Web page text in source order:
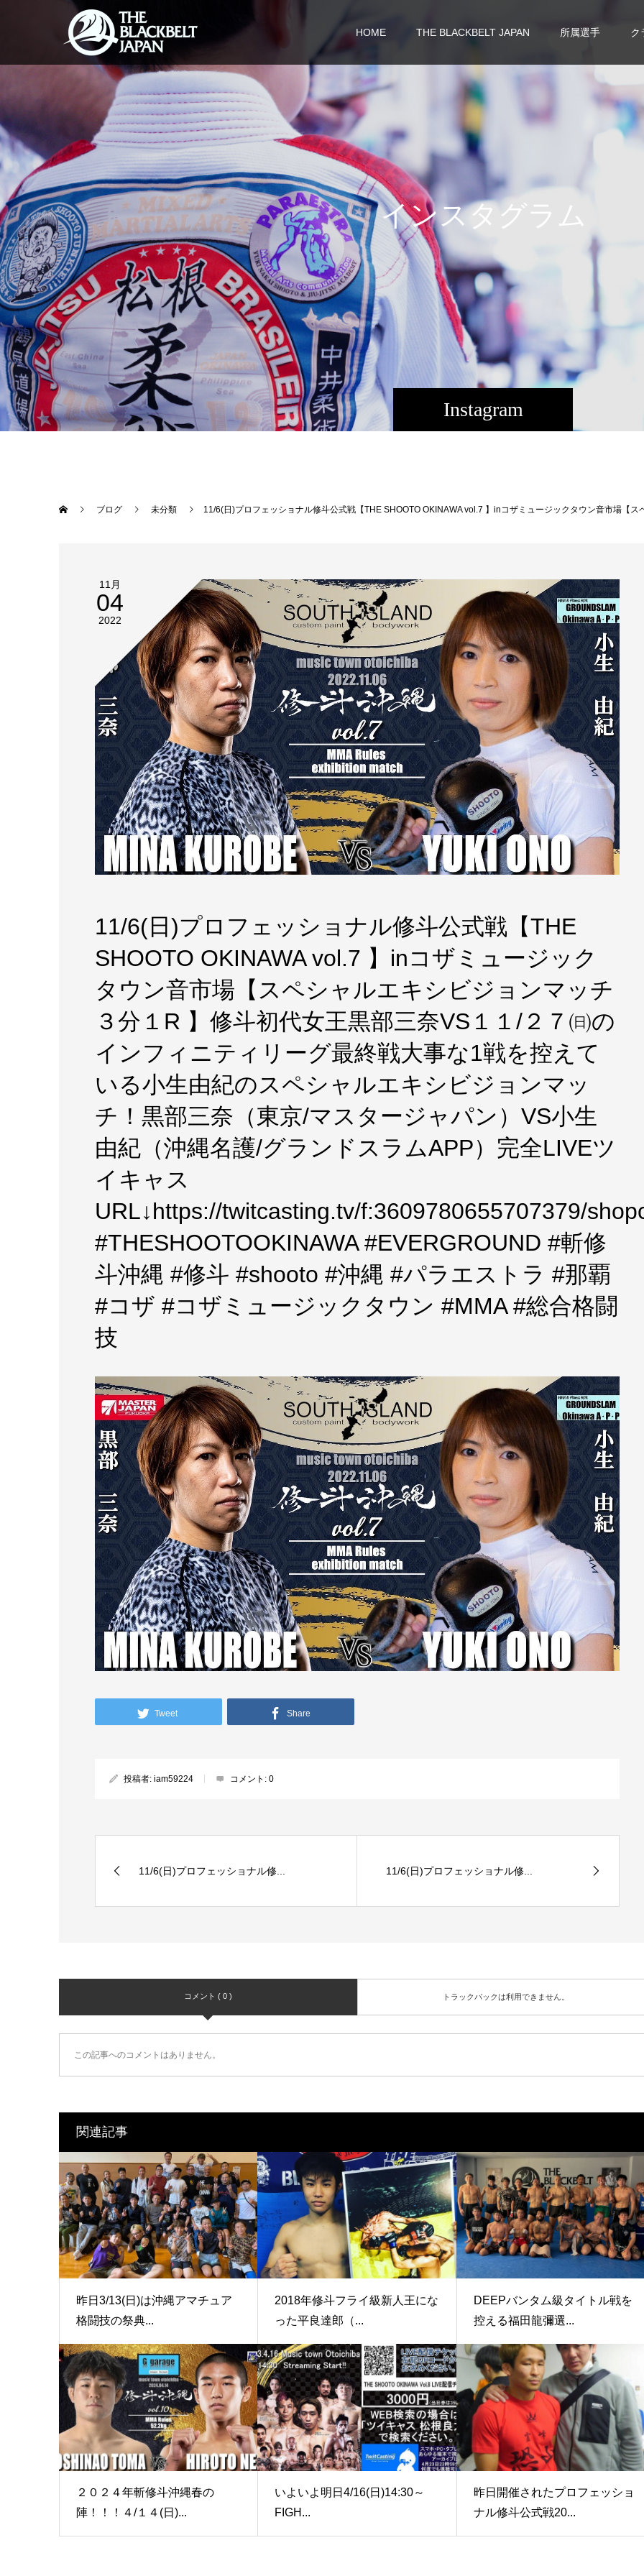
HOME THE BLACKBELT JAPAN 所属選手 ク
Instagram
インスタグラ ム
ブログ 未分類 11/6(日)プロフェッショナル修斗公式戦【THE SHOOTO OKINAWA vol.7 】inコザミュージックタウン音市場【スペシャルエキシビジョンマッチ３分１R 】修斗初代女王黒部三奈VS１１/２７㈰のインフィニティリーグ最終戦大事な1戦を控えている小生由紀のスペシャルエキシビジョンマッチ！黒部三奈（東京/マスタージャパン）VS小生由紀（沖縄名護/グランドスラムAPP）完全LIVEツイ
11月
04
2022
11/6(日)プロフェッショナル修斗公式戦【THE
SHOOTO OKINAWA vol.7 】inコザミュージック
タウン音市場【スペシャルエキシビジョンマッチ
３分１R 】修斗初代女王黒部三奈VS１１/２７㈰の
インフィニティリーグ最終戦大事な1戦を控えて
いる小生由紀のスペシャルエキシビジョンマッ
チ！黒部三奈（東京/マスタージャパン）VS小生
由紀（沖縄名護/グランドスラムAPP）完全LIVEツ
イキャス
URL↓https://twitcasting.tv/f:3609780655707379/
#THESHOOTOOKINAWA #EVERGROUND #斬修
斗沖縄 #修斗 #shooto #沖縄 #パラエストラ #那覇
#コザ #コザミュージックタウン #MMA #総合格闘
技
Tweet Share
投稿者: iam59224 コメント: 0
11/6(日)プロフェッショナル修... 11/6(日)プロフェッショナル修...
コメント ( 0 ) トラックバックは利用できません。
この記事へのコメントはありません。
関連記事
昨日3/13(日)は沖縄アマチュア
格闘技の祭典...
2018年修斗フライ級新人王にな
った平良達郎（...
DEEPバンタム級タイトル戦を
控える福田龍彌選...
２０２４年斬修斗沖縄春の
陣！！！４/１４(日)...
いよいよ明日4/16(日)14:30～
FIGH...
昨日開催されたプロフェッショ
ナル修斗公式戦20...